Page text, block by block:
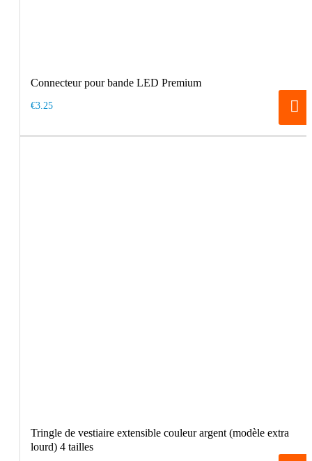
Connecteur pour bande LED Premium
€3.25
Tringle de vestiaire extensible couleur argent (modèle extra
lourd) 4 tailles